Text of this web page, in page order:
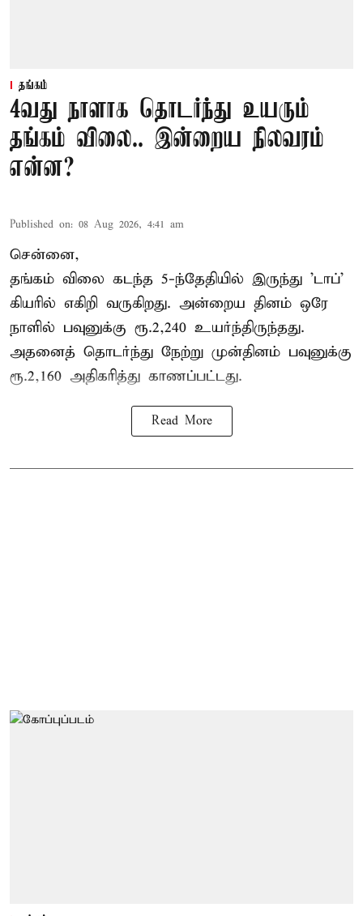
தங்கம்
4வது நாளாக தொடர்ந்து உயரும்
தங்கம் விலை.. இன்றைய நிலவரம்
என்ன?
Published on: 08 Aug 2026, 4:41 am
சென்னை,
தங்கம் விலை கடந்த 5-ந்தேதியில் இருந்து 'டாப்'
கியரில் எகிறி வருகிறது. அன்றைய தினம் ஒரே
நாளில் பவுனுக்கு ரூ.2,240 உயர்ந்திருந்தது.
அதனைத் தொடர்ந்து நேற்று முன்தினம் பவுனுக்கு
ரூ.2,160 அதிகரித்து காணப்பட்டது.
Read More